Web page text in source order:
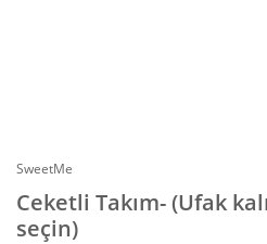
SweetMe
Ceketli Takım- (Ufak
seçin)